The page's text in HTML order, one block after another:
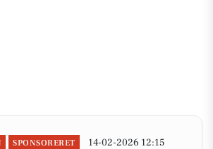
SPONSORERET 14-02-2026 12:15